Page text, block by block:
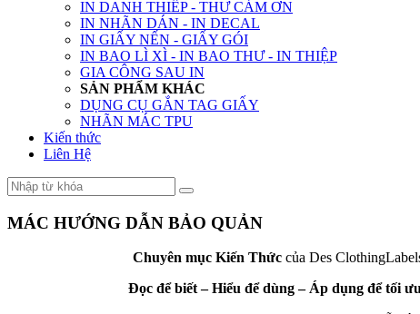
IN DANH THIẾP - THƯ CẢM ƠN
IN NHÃN DÁN - IN DECAL
IN GIẤY NẾN - GIẤY GÓI
IN BAO LÌ XÌ - IN BAO THƯ - IN THIỆP
GIA CÔNG SAU IN
SẢN PHẨM KHÁC
DỤNG CỤ GẮN TAG GIẤY
NHÃN MÁC TPU
Kiến thức
Liên Hệ
MÁC HƯỚNG DẪN BẢO QUẢN
Chuyên mục Kiến Thức của Des
Đọc để biết – Hiểu để dùng – Áp dụng để tối